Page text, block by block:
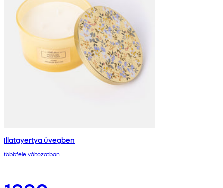
Illatgyertya üvegben
többféle változatban